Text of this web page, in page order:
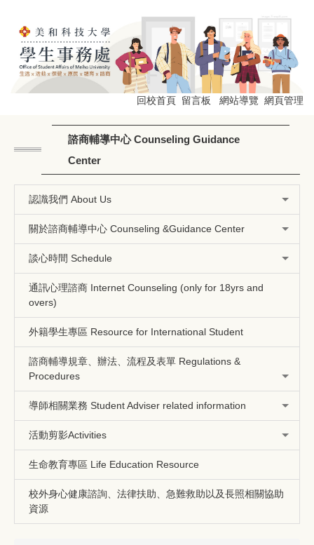
回校首頁 留言板 網站導覽 網頁管理
諮商輔導中心 Counseling Guidance
Center
認識我們 About Us
關於諮商輔導中心 Counseling &Guidance Center
談心時間 Schedule
通訊心理諮商 Internet Counseling (only for 18yrs and
overs)
外籍學生專區 Resource for International Student
諮商輔導規章、辦法、流程及表單 Regulations &
Procedures
導師相關業務 Student Adviser related information
活動剪影Activities
生命教育專區 Life Education Resource
校外身心健康諮詢、法律扶助、急難救助以及長照相關協助
資源